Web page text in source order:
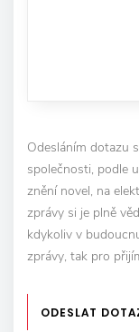
Odesláním dotazu
společnosti, podle
znění novel, na
zprávy si je plně
kdykoliv v
zprávy, tak pro
ODESLAT